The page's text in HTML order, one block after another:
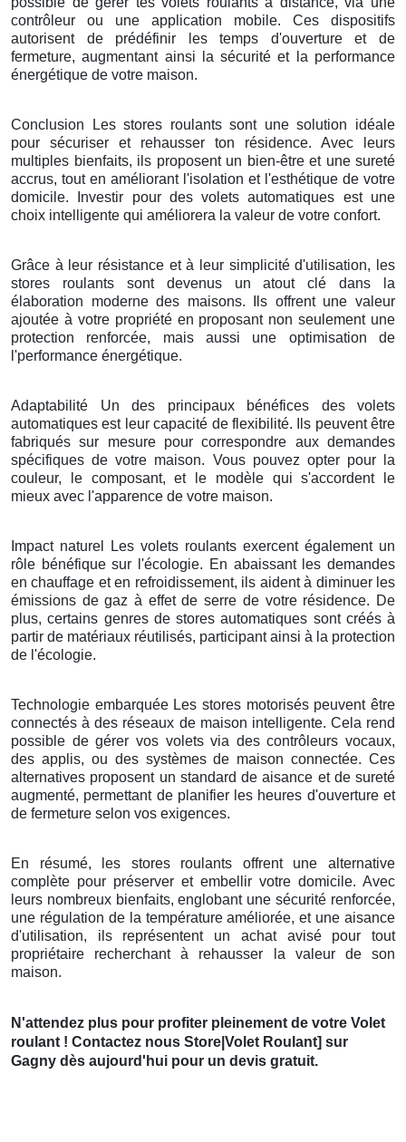
contrôleur ou une application mobile. Ces dispositifs
autorisent de prédéfinir les temps d'ouverture et de
fermeture, augmentant ainsi la sécurité et la performance
énergétique de votre maison.
Conclusion Les stores roulants sont une solution idéale
pour sécuriser et rehausser ton résidence. Avec leurs
multiples bienfaits, ils proposent un bien-être et une sureté
accrus, tout en améliorant l'isolation et l'esthétique de votre
domicile. Investir pour des volets automatiques est une
choix intelligente qui améliorera la valeur de votre confort.
Grâce à leur résistance et à leur simplicité d'utilisation, les
stores roulants sont devenus un atout clé dans la
élaboration moderne des maisons. Ils offrent une valeur
ajoutée à votre propriété en proposant non seulement une
protection renforcée, mais aussi une optimisation de
l'performance énergétique.
Adaptabilité Un des principaux bénéfices des volets
automatiques est leur capacité de flexibilité. Ils peuvent être
fabriqués sur mesure pour correspondre aux demandes
spécifiques de votre maison. Vous pouvez opter pour la
couleur, le composant, et le modèle qui s'accordent le
mieux avec l'apparence de votre maison.
Impact naturel Les volets roulants exercent également un
rôle bénéfique sur l'écologie. En abaissant les demandes
en chauffage et en refroidissement, ils aident à diminuer les
émissions de gaz à effet de serre de votre résidence. De
plus, certains genres de stores automatiques sont créés à
partir de matériaux réutilisés, participant ainsi à la protection
de l'écologie.
Technologie embarquée Les stores motorisés peuvent être
connectés à des réseaux de maison intelligente. Cela rend
possible de gérer vos volets via des contrôleurs vocaux,
des applis, ou des systèmes de maison connectée. Ces
alternatives proposent un standard de aisance et de sureté
augmenté, permettant de planifier les heures d'ouverture et
de fermeture selon vos exigences.
En résumé, les stores roulants offrent une alternative
complète pour préserver et embellir votre domicile. Avec
leurs nombreux bienfaits, englobant une sécurité renforcée,
une régulation de la température améliorée, et une aisance
d'utilisation, ils représentent un achat avisé pour tout
propriétaire recherchant à rehausser la valeur de son
maison.
N'attendez plus pour profiter pleinement de votre Volet
roulant ! Contactez nous Store|Volet Roulant] sur
Gagny dès aujourd'hui pour un devis gratuit.